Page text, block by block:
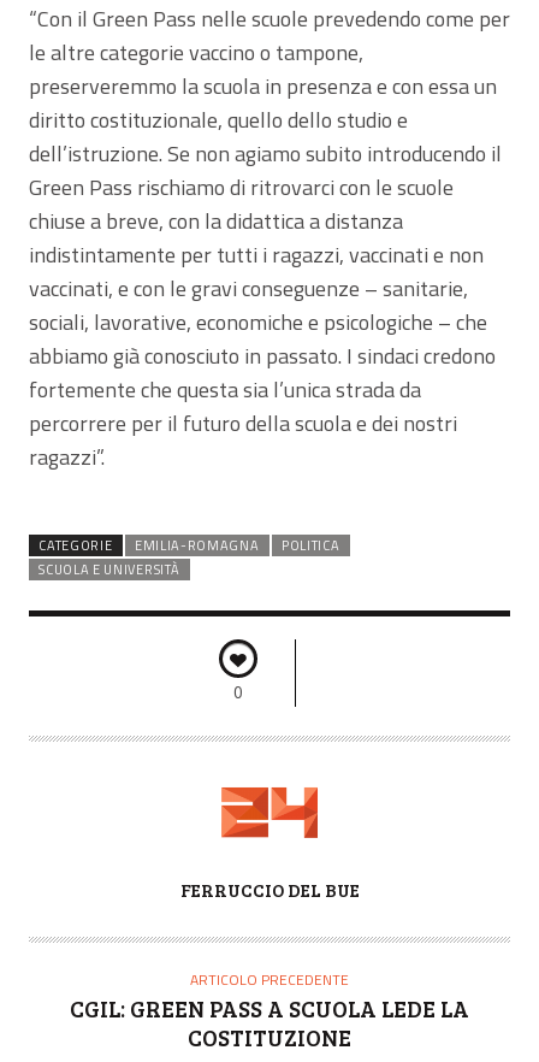
“Con il Green Pass nelle scuole prevedendo come per
le altre categorie vaccino o tampone,
preserveremmo la scuola in presenza e con essa un
diritto costituzionale, quello dello studio e
dell’istruzione. Se non agiamo subito introducendo il
Green Pass rischiamo di ritrovarci con le scuole
chiuse a breve, con la didattica a distanza
indistintamente per tutti i ragazzi, vaccinati e non
vaccinati, e con le gravi conseguenze – sanitarie,
sociali, lavorative, economiche e psicologiche – che
abbiamo già conosciuto in passato. I sindaci credono
fortemente che questa sia l’unica strada da
percorrere per il futuro della scuola e dei nostri
ragazzi”.
CATEGORIE EMILIA-ROMAGNA
POLITICA
SCUOLA E UNIVERSITÀ
0
T
FERRUCCIO DEL BUE
ARTICOLO PRECEDENTE
CGIL: GREEN PASS A SCUOLA LEDE LA
COSTITUZIONE